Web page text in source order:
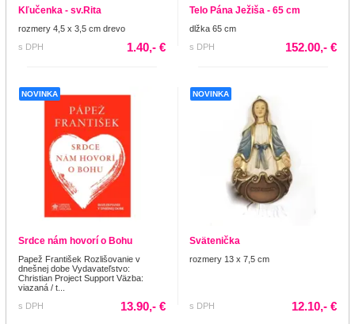
Kľučenka - sv.Rita
rozmery 4,5 x 3,5 cm drevo
s DPH
1.40,- €
Telo Pána Ježiša - 65 cm
dlžka 65 cm
s DPH
152.00,- €
NOVINKA
Srdce nám hovorí o Bohu
Papež František Rozlišovanie v
dnešnej dobe Vydavateľstvo:
Christian Project Support Väzba:
viazaná / t...
s DPH
13.90,- €
NOVINKA
Svätenička
rozmery 13 x 7,5 cm
s DPH 12.10,- €